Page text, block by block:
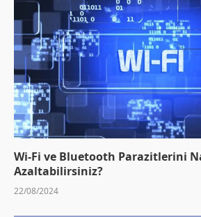
Wi-Fi ve Bluetooth Parazitlerini
Azaltabilirsiniz?
22/08/2024